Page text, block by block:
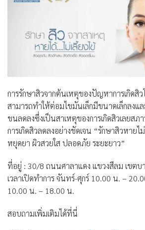
การรักษาสิวจากต้นเหตุของปัญหาการเกิดสิว
สามารถทำให้ต่อมไขมันเล็กมีขนาดเล็กลงแ
ขนลดลงซึ่งเป็นสาเหตุของการเกิดสิวเลยสภ
การเกิดสิวลดลงอย่างชัดเจน “รักษาสิวหายไ
หยุดยา ผิวสวยใส ปลอดภัย ระยะยาว”
ที่อยู่ : 30/8 ถนนศาลาแดง แขวงสีลม เขตบ
เวลาเปิดทำการ จันทร์-ศุกร์ 10.00 น. –
10.00 น. – 18.00 น.
สอบถามเพิ่มเติมได้ที่นี่